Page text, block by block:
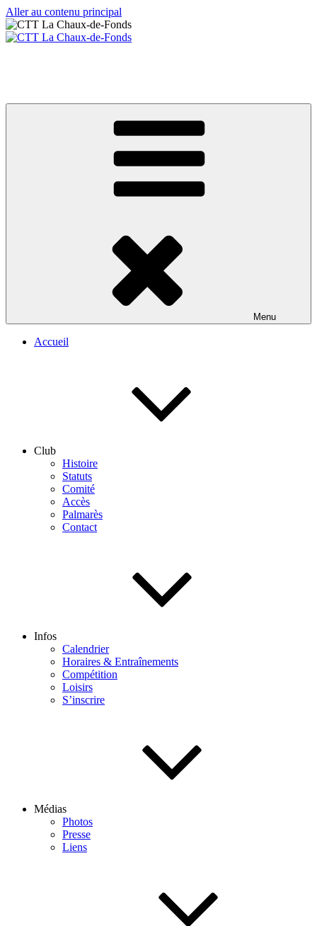
Aller au contenu principal
Menu
Accueil
Club
Histoire
Statuts
Comité
Accès
Palmarès
Contact
Infos
Calendrier
Horaires & Entraînements
Compétition
Loisirs
S’inscrire
Médias
Photos
Presse
Liens